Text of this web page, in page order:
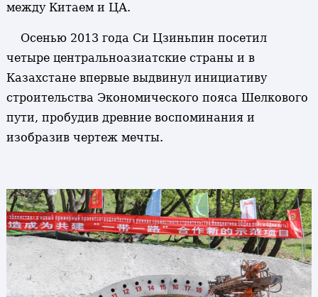
между Китаем и ЦА.
Осенью 2013 года Си Цзиньпин посетил
четыре центральноазиатские страны и в
Казахстане впервые выдвинул инициативу
строительства Экономического пояса Шелкового
пути, пробудив древние воспоминания и
изобразив чертеж мечты.